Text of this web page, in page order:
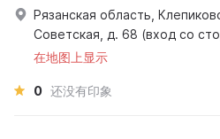
Рязанская область,
Советская, д. 68 (вход со
在地图上显示
0 还没有印象